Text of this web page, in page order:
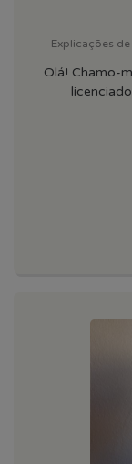
Explicações
Olá! Chamo-